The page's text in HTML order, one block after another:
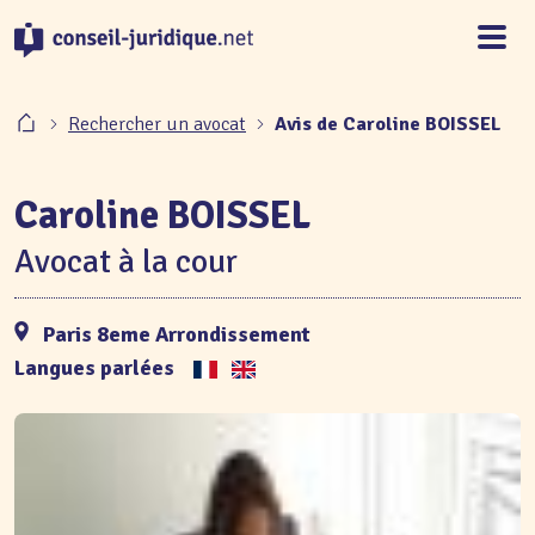
Rechercher un avocat Avis de Caroline BOISSEL
Caroline BOISSEL
Avocat à la cour
Paris 8eme Arrondissement
Langues parlées